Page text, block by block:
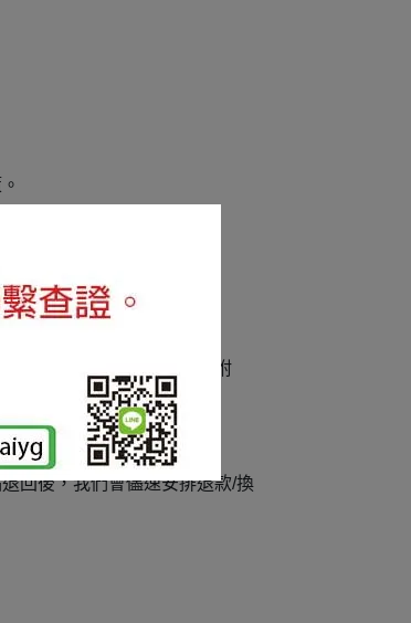
瑕疵請拍下清楚照片一併附
回後，我們會儘速安排退款/換